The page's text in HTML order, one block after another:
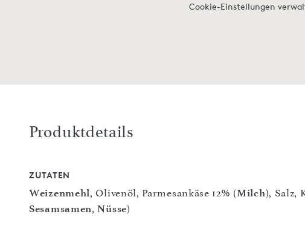
Cookie-Einstellungen
Produktdetails
ZUTATEN
Weizenmehl, Olivenöl, Parmesankäse 12% (Milch), Salz,
Sesamsamen, Nüsse)